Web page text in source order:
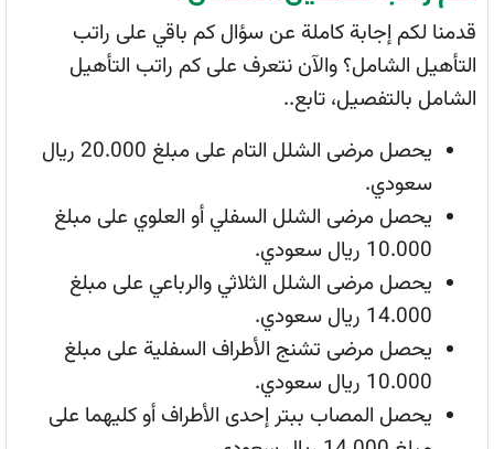
قدمنا لكم إجابة كاملة عن سؤال كم باقي على راتب
التأهيل الشامل؟ والآن نتعرف على كم راتب التأهيل
الشامل بالتفصيل، تابع..
يحصل مرضى الشلل التام على مبلغ 20.000 ريال
سعودي.
يحصل مرضى الشلل السفلي أو العلوي على مبلغ
10.000 ريال سعودي.
يحصل مرضى الشلل الثلاثي والرباعي على مبلغ
14.000 ريال سعودي.
يحصل مرضى تشنج الأطراف السفلية على مبلغ
10.000 ريال سعودي.
يحصل المصاب ببتر إحدى الأطراف أو كليهما على